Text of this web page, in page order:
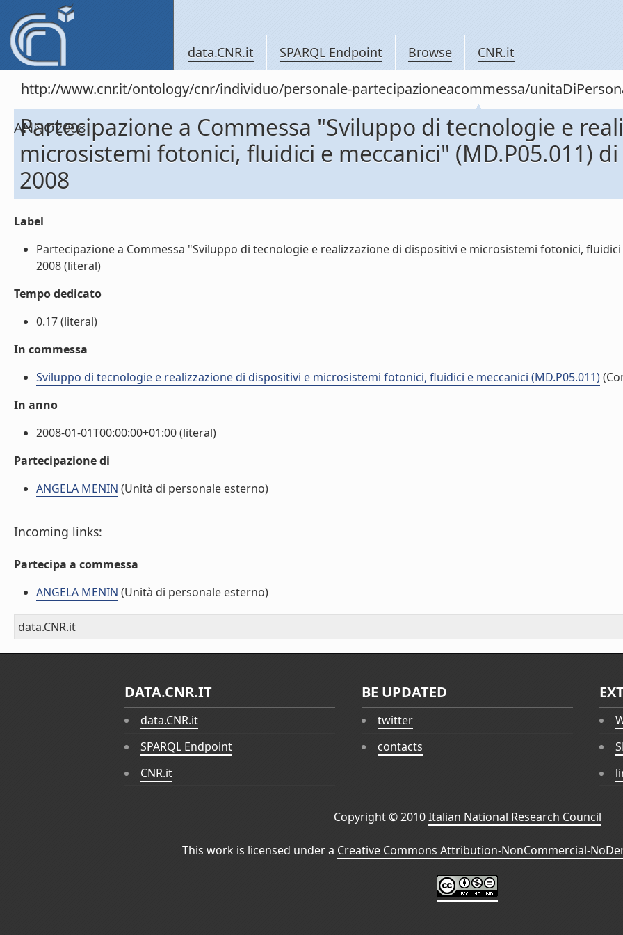
data.CNR.it SPARQL Endpoint Browse CNR.it
http://www.cnr.it/ontology/cnr/individuo/personale-partecipazioneacommessa/
ANNO2008
Partecipazione a Commessa "Sviluppo di tecnologie e
microsistemi fotonici, fluidici e meccanici" (MD.P05.011)
2008
Label
Partecipazione a Commessa "Sviluppo di tecnologie e realizzazione di dispositivi e microsistemi fotonici, fluidici
2008 (literal)
Tempo dedicato
0.17 (literal)
In commessa
Sviluppo di tecnologie e realizzazione di dispositivi e microsistemi fotonici, fluidici e meccanici (MD.P05.011)
In anno
2008-01-01T00:00:00+01:00 (literal)
Partecipazione di
ANGELA MENIN (Unità di personale esterno)
Incoming links:
Partecipa a commessa
ANGELA MENIN (Unità di personale esterno)
data.CNR.it
DATA.CNR.IT
data.CNR.it
SPARQL Endpoint
CNR.it
BE UPDATED
twitter
contacts
Copyright © 2010Italian National Research Council
This work is licensed under a Creative Commons Attribution-NonCommercial-